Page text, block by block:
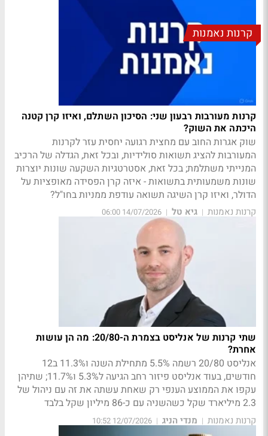
קרנות נאמנות
קרנות מעורבות רבעון שני: הסיכון השתלם, ואיזו קרן קטנה
היכתה את השוק?
שוק אגרות החוב עם מחצית רגועה יחסית עזר לקרנות
המעורבות להציג תשואות סולידיות, ובכל זאת, הגדלה של הרכיב
המנייתי משתלמת; בכל זאת, אסטרטגיות השקעה שונות יוצרות
שונות משמעותית בתשואות - איזה קרן הפסידה מאופציות על
הדולר, ואיזו קרן השיגה תשואה עודפת ממניות בחו"ל?
קרנות נאמנות | גיא טל |
14/07/2026 06:00
שתי קרנות של אנליסט בצמרת ה-20/80: מה הן עושות
אחרת?
אנליסט 20/80 רשמה 5.5% מתחילת השנה ו11.3% ב12
חודשים, בעוד אנליסט פיזור רחב הגיעה ל5.3% ו11.7%; שתיהן
עקפו את הממוצע הענפי רק שאחת עשתה את זה עם ניהול של
2.3 מיליארד שקל כשהשניה עם כ-86 מיליון שקל בלבד
קרנות נאמנות | מנדי הניג |
12/07/2026 10:52